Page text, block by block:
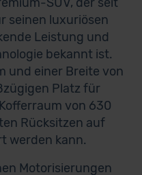
seinen luxuriösen
Leistung und
bekannt ist.
und einer Breite von
Platz für
von 630
Rücksitzen auf
werden kann.
Motorisierungen